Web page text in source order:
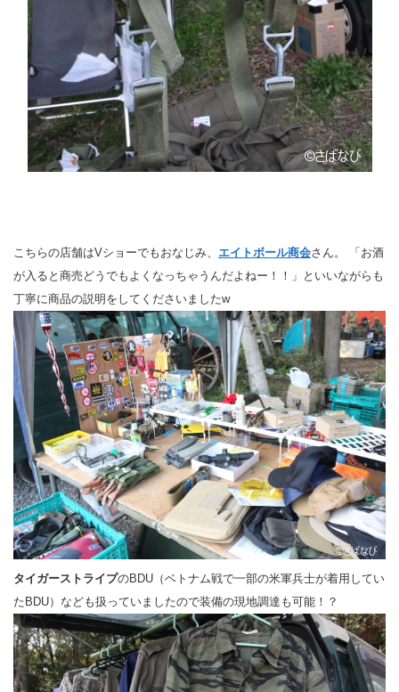
こちらの店舗はVショーでもおなじみ、 エイトボール商会さん。 「お酒
が入ると商売どうでもよくなっちゃうんだよねー！！」といいながらも
丁寧に商品の説明をしてくださいましたw
タイガーストライプのBDU（ベトナム戦で一部の米軍兵士が着用してい
たBDU）なども扱っていましたので装備の現地調達も可能！？